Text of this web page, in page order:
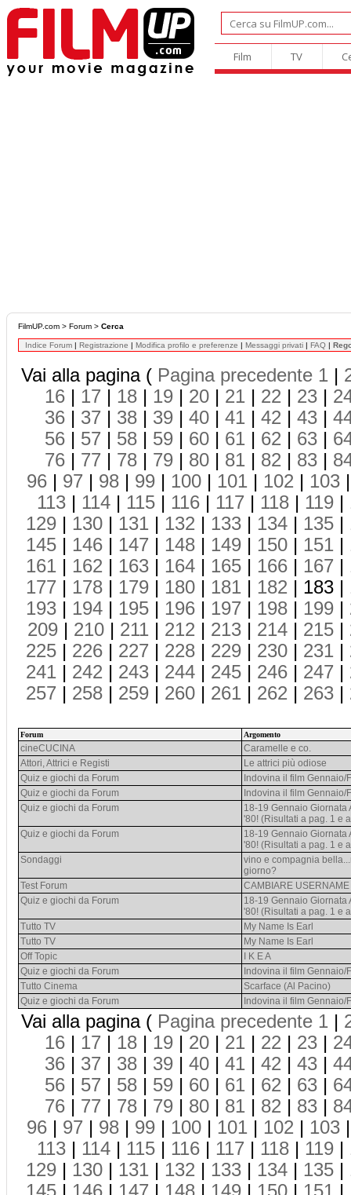
Film TV
FilmUP.com > Forum > Cerca
Indice Forum | Registrazione | Modifica profilo e preferenze | Messaggi privati | FAQ |
Vai alla pagina ( Pagina precedente 1 |
16 | 17 | 18 | 19 | 20 | 21 | 22 | 23 |
36 | 37 | 38 | 39 | 40 | 41 | 42 | 43 |
56 | 57 | 58 | 59 | 60 | 61 | 62 | 63 |
76 | 77 | 78 | 79 | 80 | 81 | 82 | 83 |
96 | 97 | 98 | 99 | 100 | 101 | 102 | 103
113 | 114 | 115 | 116 | 117 | 118 | 119 |
129 | 130 | 131 | 132 | 133 | 134 | 135 |
145 | 146 | 147 | 148 | 149 | 150 | 151 |
161 | 162 | 163 | 164 | 165 | 166 | 167 |
177 | 178 | 179 | 180 | 181 | 182 | 183 |
193 | 194 | 195 | 196 | 197 | 198 | 199 |
209 | 210 | 211 | 212 | 213 | 214 | 215 |
225 | 226 | 227 | 228 | 229 | 230 | 231 |
241 | 242 | 243 | 244 | 245 | 246 | 247 |
257 | 258 | 259 | 260 | 261 | 262 | 263 |
Forum Argomento
cineCUCINA
Caramelle e co.
Attori, Attrici e Registi
Le attrici più odiose
Quiz e giochi da Forum
Indovina il film Gennaio/
Quiz e giochi da Forum
Indovina il film Gennaio/
Quiz e giochi da Forum
18-19 Gennaio Giornata
'80! (Risultati a pag. 1 e
Quiz e giochi da Forum
18-19 Gennaio Giornata
'80! (Risultati a pag. 1 e
Sondaggi
vino e compagnia
giorno?
Test Forum
CAMBIARE USERNAME
Quiz e giochi da Forum
18-19 Gennaio Giornata
'80! (Risultati a pag. 1 e
Tutto TV
My Name Is Earl
Tutto TV
My Name Is Earl
Off Topic
I K E A
Quiz e giochi da Forum
Indovina il film Gennaio/
Tutto Cinema
Scarface (Al Pacino)
Quiz e giochi da Forum
Indovina il film Gennaio/
Vai alla pagina ( Pagina precedente 1 |
16 | 17 | 18 | 19 | 20 | 21 | 22 | 23 |
36 | 37 | 38 | 39 | 40 | 41 | 42 | 43 |
56 | 57 | 58 | 59 | 60 | 61 | 62 | 63 |
76 | 77 | 78 | 79 | 80 | 81 | 82 | 83 |
96 | 97 | 98 | 99 | 100 | 101 | 102 | 103
113 | 114 | 115 | 116 | 117 | 118 | 119 |
129 | 130 | 131 | 132 | 133 | 134 | 135 |